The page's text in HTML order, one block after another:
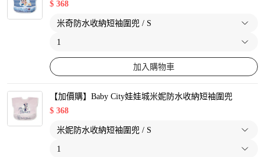
$ 368
加入購物車
【加價購】Baby City娃娃城米妮防水收納短袖圍兜
$ 368